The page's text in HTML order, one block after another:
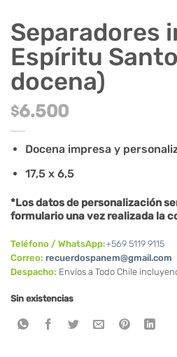
Separadores
Espíritu
docena)
$6.500
Docena impresa y
17,5 x 6,5
*Los datos de personalización
formulario una vez realizada la
Teléfono / WhatsApp:+569 5119 9115
Correo: recuerdospanem@gmail.com
Despacho: Envíos a Todo Chile
Sin existencias